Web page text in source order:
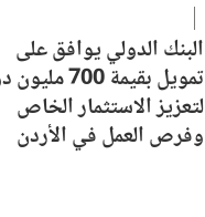
البنك الدولي يوافق على
تمويل بقيمة 700
لتعزيز الاستثمار الخاص
وفرص العمل في الأردن